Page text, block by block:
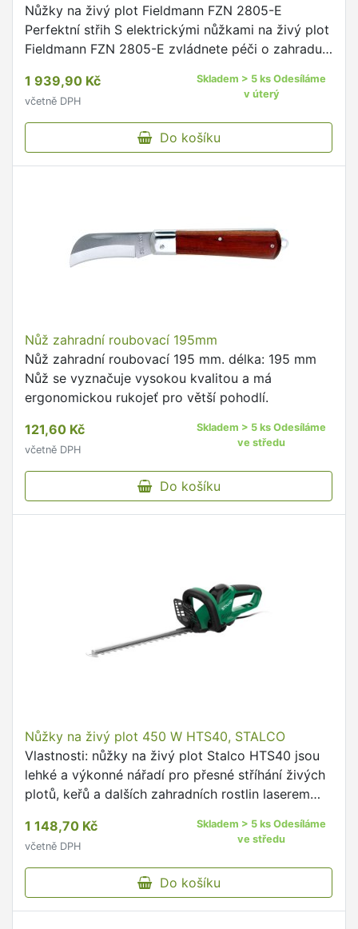
Nůžky na živý plot Fieldmann FZN 2805-E
Perfektní střih S elektrickými nůžkami na živý plot
Fieldmann FZN 2805-E zvládnete péči o zahradu
1 939,90 Kč
včetně DPH
Skladem > 5 ks Odesíláme
v úterý
Do košíku
Nůž zahradní roubovací 195mm
Nůž zahradní roubovací 195 mm. délka: 195 mm
Nůž se vyznačuje vysokou kvalitou a má
ergonomickou rukojeť pro větší pohodlí.
121,60 Kč
včetně DPH
Skladem > 5 ks Odesíláme
ve středu
Do košíku
Nůžky na živý plot 450 W HTS40, STALCO
Vlastnosti: nůžky na živý plot Stalco HTS40 jsou
lehké a výkonné nářadí pro přesné stříhání živých
plotů, keřů a dalších zahradních rostlin laserem
dlouhotrvající …
1 148,70 Kč
včetně DPH
Skladem > 5 ks Odesíláme
ve středu
Do košíku